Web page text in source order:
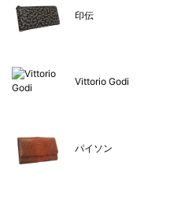
印伝
Vittorio Godi
パイソン